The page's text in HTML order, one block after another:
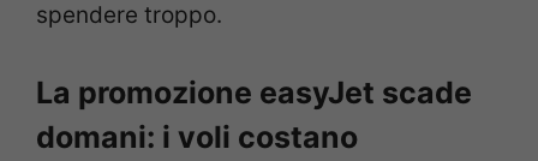
spendere troppo.
La promozione easyJet scade
domani: i voli costano